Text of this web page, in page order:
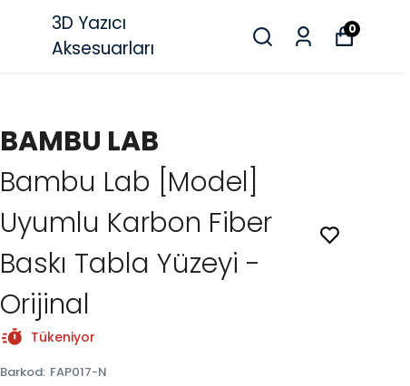
3D Yazıcı
Aksesuarları
0
BAMBU LAB
Bambu Lab [Model]
Uyumlu Karbon Fiber
Baskı Tabla Yüzeyi -
Orijinal
Tükeniyor
Barkod: FAP017-N